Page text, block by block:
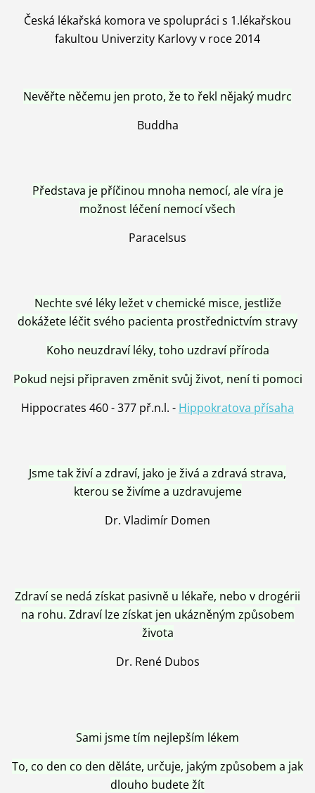
Česká lékařská komora ve spolupráci s 1.lékařskou
fakultou Univerzity Karlovy v roce 2014
Nevěřte něčemu jen proto, že to řekl nějaký mudrc
Buddha
Představa je příčinou mnoha nemocí, ale víra je
možnost léčení nemocí všech
Paracelsus
Nechte své léky ležet v chemické misce, jestliže
dokážete léčit svého pacienta prostřednictvím stravy
Koho neuzdraví léky, toho uzdraví příroda
Pokud nejsi připraven změnit svůj život, není ti pomoci
Hippocrates 460 - 377 př.n.l. - Hippokratova přísaha
Jsme tak živí a zdraví, jako je živá a zdravá strava,
kterou se živíme a uzdravujeme
Dr. Vladimír Domen
Zdraví se nedá získat pasivně u lékaře, nebo v drogérii
na rohu. Zdraví lze získat jen ukázněným způsobem
života
Dr. René Dubos
Sami jsme tím nejlepším lékem
To, co den co den děláte, určuje, jakým způsobem a jak
dlouho budete žít